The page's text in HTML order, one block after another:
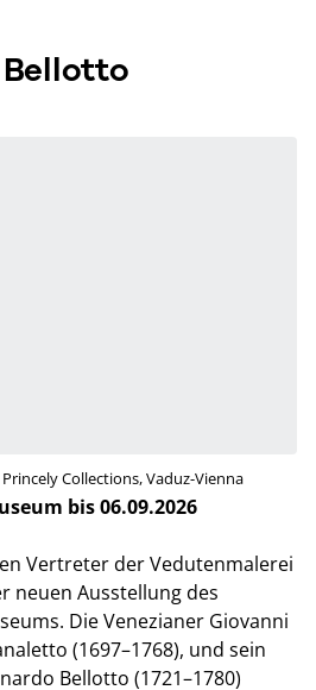
Princely Collections, Vaduz-Vienna
bis 06.09.2026
Vertreter der Vedutenmalerei
neuen Ausstellung des
Die Venezianer Giovanni
(1697–1768), und sein
Bellotto (1721–1780)